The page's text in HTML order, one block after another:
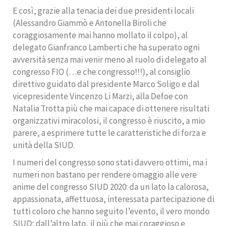
E così, grazie alla tenacia dei due presidenti locali
(Alessandro Giammò e Antonella Biroli che
coraggiosamente mai hanno mollato il colpo), al
delegato Gianfranco Lamberti che ha superato ogni
avversità senza mai venir meno al ruolo di delegato al
congresso FIO (…e che congresso!!!), al consiglio
direttivo guidato dal presidente Marco Soligo e dal
vicepresidente Vincenzo Li Marzi, alla Defoe con
Natalia Trotta più che mai capace di ottenere risultati
organizzativi miracolosi, il congresso è riuscito, a mio
parere, a esprimere tutte le caratteristiche di forza e
unità della SIUD.
I numeri del congresso sono stati davvero ottimi, ma i
numeri non bastano per rendere omaggio alle vere
anime del congresso SIUD 2020: da un lato la calorosa,
appassionata, affettuosa, interessata partecipazione di
tutti coloro che hanno seguito l’evento, il vero mondo
SIUD; dall’altro lato, il più che mai coraggioso e